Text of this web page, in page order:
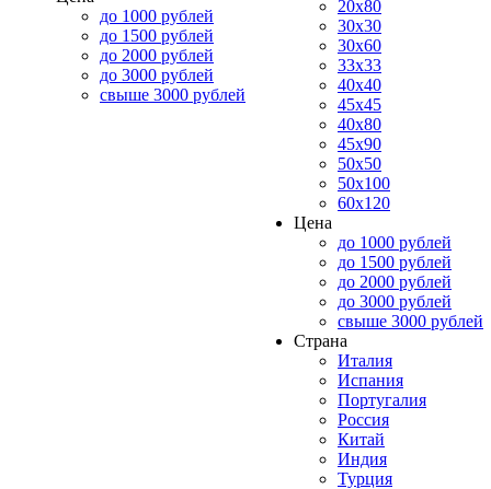
до 1000 рублей
до 1500 рублей
до 2000 рублей
до 3000 рублей
свыше 3000 рублей
20x80
30x30
30x60
33x33
40x40
45x45
40x80
45x90
50x50
50x100
60x120
Цена
до 1000 рублей
до 1500 рублей
до 2000 рублей
до 3000 рублей
свыше 3000 рублей
Страна
Италия
Испания
Португалия
Россия
Китай
Индия
Турция